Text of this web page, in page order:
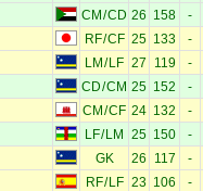
CM /CD 26 158 -
RF/CF 25 133 -
LM / LF 27 119 -
CD/CM 25 152 -
CM /CF 24 132 -
LF/ LM 25 150 -
GK 26 117 -
RF/LF 23 106 -